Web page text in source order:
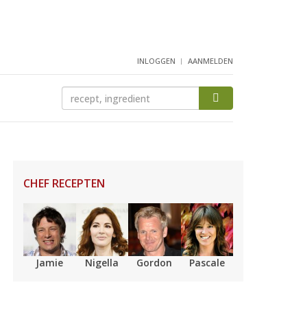
INLOGGEN AANMELDEN
CHEF RECEPTEN
Jamie Nigella Gordon Pascale